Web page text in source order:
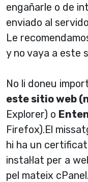
engañarle o de
enviado al
Le
y no vaya a este
No li doneu
este sitio web
Explorer) o
Firefox).El
hi ha un
instal·lat per a
pel mateix cPanel.